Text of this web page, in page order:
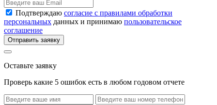
Подтверждаю согласие с правилами обработки
персональных данных и принимаю пользовательское
соглашение
Отправить заявку
Оставьте заявку
Проверь какие 5 ошибок есть в любом годовом отчете